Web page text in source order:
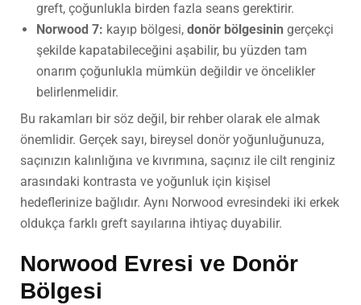
greft, çoğunlukla birden fazla seans gerektirir.
Norwood 7: kayıp bölgesi, donör bölgesinin gerçekçi
şekilde kapatabileceğini aşabilir, bu yüzden tam
onarım çoğunlukla mümkün değildir ve öncelikler
belirlenmelidir.
Bu rakamları bir söz değil, bir rehber olarak ele almak
önemlidir. Gerçek sayı, bireysel donör yoğunluğunuza,
saçınızın kalınlığına ve kıvrımına, saçınız ile cilt renginiz
arasındaki kontrasta ve yoğunluk için kişisel
hedeflerinize bağlıdır. Aynı Norwood evresindeki iki erkek
oldukça farklı greft sayılarına ihtiyaç duyabilir.
Norwood Evresi ve Donör
Bölgesi